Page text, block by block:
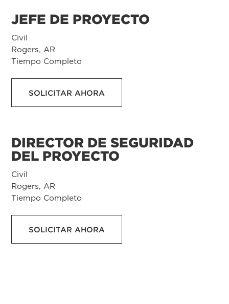
JEFE DE PROYECTO
Civil
Rogers, AR
Tiempo Completo
SOLICITAR AHORA
DIRECTOR DE SEGURIDAD
DEL PROYECTO
Civil
Rogers, AR
Tiempo Completo
SOLICITAR AHORA